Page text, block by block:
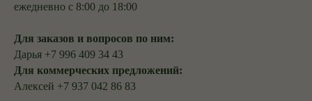
ежедневно с 8:00 до 18:00
Для заказов и вопросов по ним:
Дарья +7 996 409 34 43
Для коммерческих предложений:
Алексей +7 937 042 86 83